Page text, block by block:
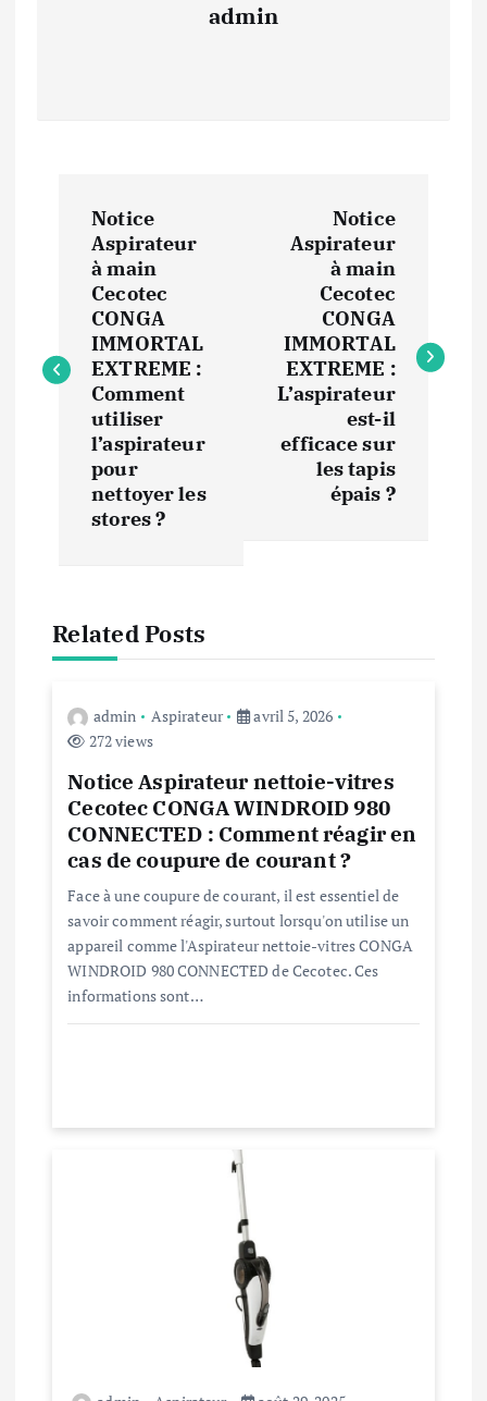
admin
i
o
n
Notice
Aspirateur
à main
Cecotec
CONGA
IMMORTAL
EXTREME :
Comment
utiliser
l’aspirateur
pour
nettoyer les
stores ?
Notice
Aspirateur
à main
Cecotec
CONGA
IMMORTAL
EXTREME :
L’aspirateur
est-il
efficace sur
les tapis
épais ?
Related Posts
admin Aspirateur
avril 5, 2026
272 views
Notice Aspirateur nettoie-vitres
Cecotec CONGA WINDROID 980
CONNECTED : Comment réagir en
cas de coupure de courant ?
Face à une coupure de courant, il est essentiel de
savoir comment réagir, surtout lorsqu'on utilise un
appareil comme l'Aspirateur nettoie-vitres CONGA
WINDROID 980 CONNECTED de Cecotec. Ces
informations sont…